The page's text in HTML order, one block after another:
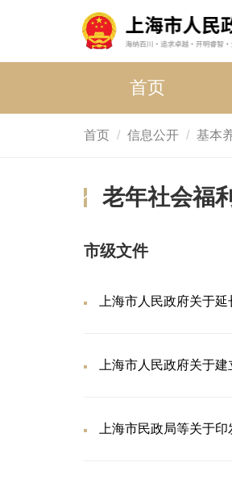
首页
首页 信息公开 基本
老年社会福利
市级文件
上海市人民政府关于
上海市人民政府关于
上海市民政局等关于